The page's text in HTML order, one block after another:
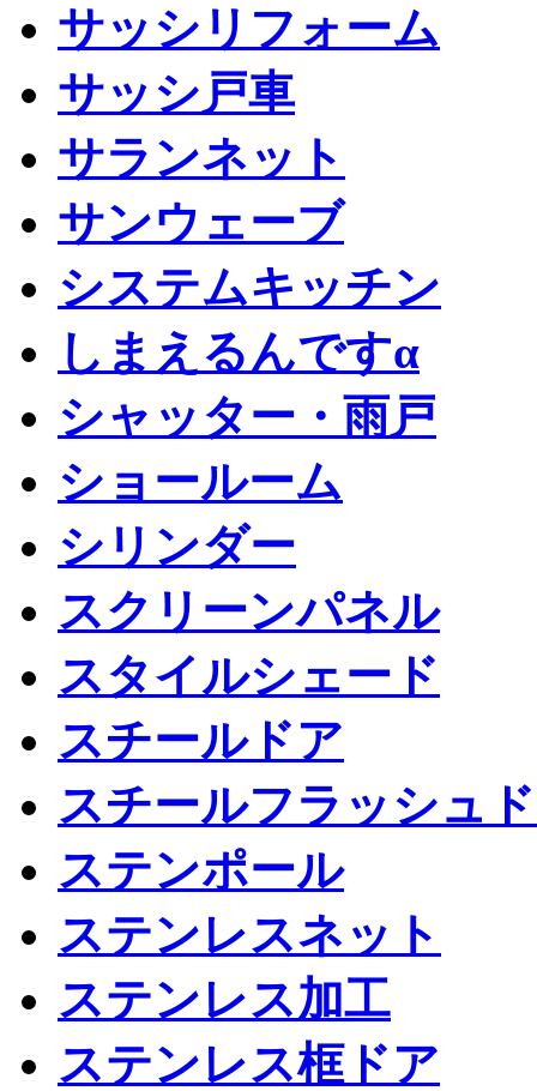
サッシリフォーム
サッシ戸車
サランネット
サンウェーブ
システムキッチン
しまえるんですα
シャッター・雨戸
ショールーム
シリンダー
スクリーンパネル
スタイルシェード
スチールドア
スチールフラッシュ
ステンポール
ステンレスネット
ステンレス加工
ステンレス框ドア